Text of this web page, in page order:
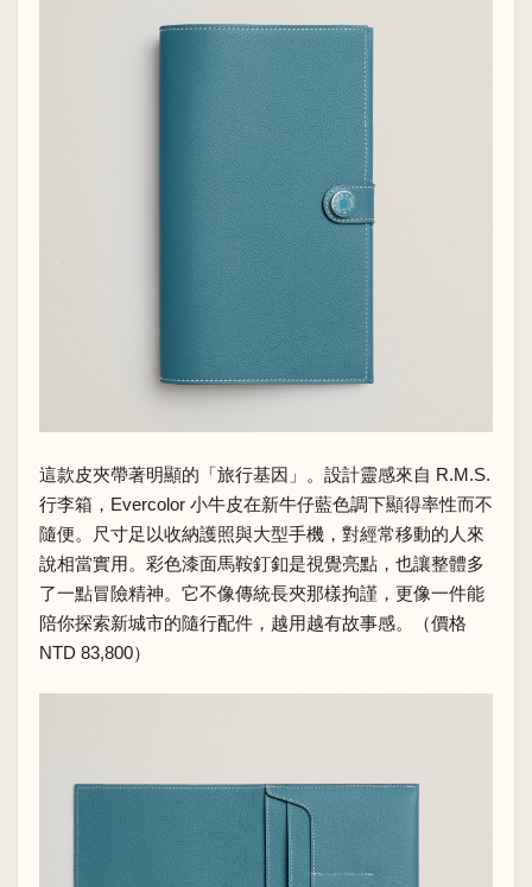
這款皮夾帶著明顯的「旅行基因」。設計靈感來自 R.M.S.
行李箱，Evercolor 小牛皮在新牛仔藍色調下顯得率性而不
隨便。尺寸足以收納護照與大型手機，對經常移動的人來
說相當實用。彩色漆面馬鞍釘釦是視覺亮點，也讓整體多
了一點冒險精神。它不像傳統長夾那樣拘謹，更像一件能
陪你探索新城市的隨行配件，越用越有故事感。（價格
NTD 83,800）